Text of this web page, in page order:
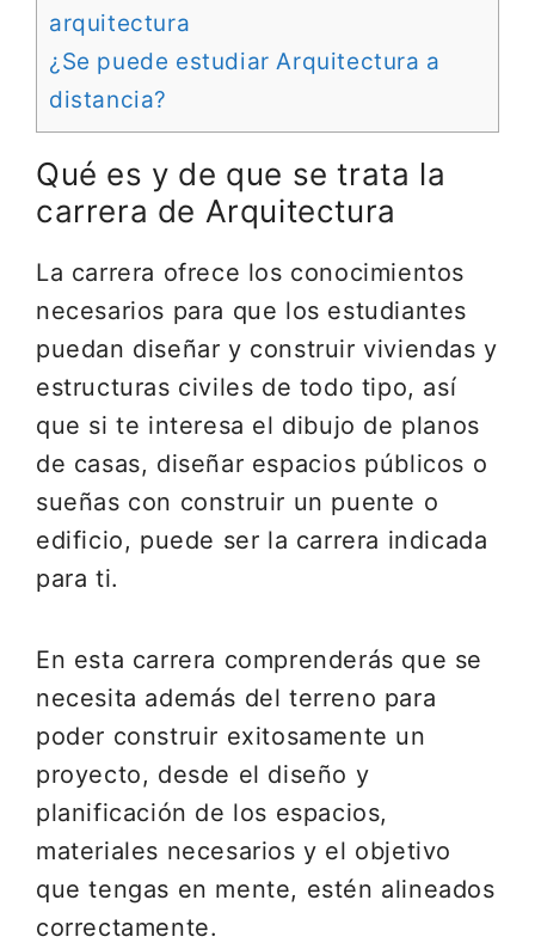
arquitectura
¿Se puede estudiar Arquitectura a
distancia?
Qué es y de que se trata la
carrera de Arquitectura
La carrera ofrece los conocimientos
necesarios para que los estudiantes
puedan diseñar y construir viviendas y
estructuras civiles de todo tipo, así
que si te interesa el dibujo de planos
de casas, diseñar espacios públicos o
sueñas con construir un puente o
edificio, puede ser la carrera indicada
para ti.
En esta carrera comprenderás que se
necesita además del terreno para
poder construir exitosamente un
proyecto, desde el diseño y
planificación de los espacios,
materiales necesarios y el objetivo
que tengas en mente, estén alineados
correctamente.